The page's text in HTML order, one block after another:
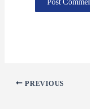
PREVIOUS